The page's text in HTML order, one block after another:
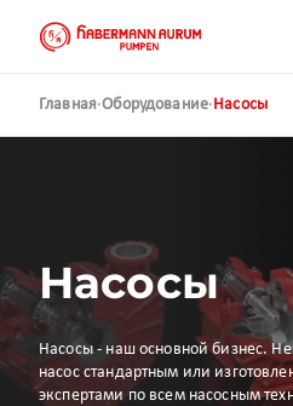
основному
Главная·Оборудование·Насосы
Насосы
Насосы - наш основной бизнес.
насос стандартным или
экспертами по всем насосным